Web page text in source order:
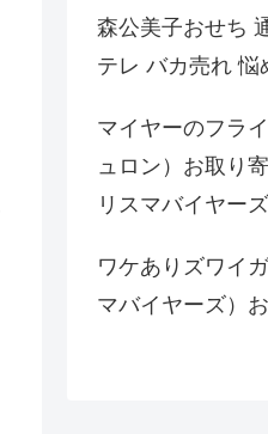
森公美子おせち
テレ バカ売れ 悩
マイヤーのフラ
ュロン）お取り
リスマバイヤーズ
ワケありズワイ
マバイヤーズ）